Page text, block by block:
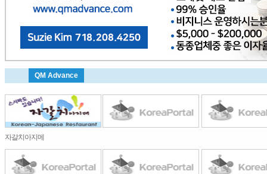
QM Advance
자갈치아지메